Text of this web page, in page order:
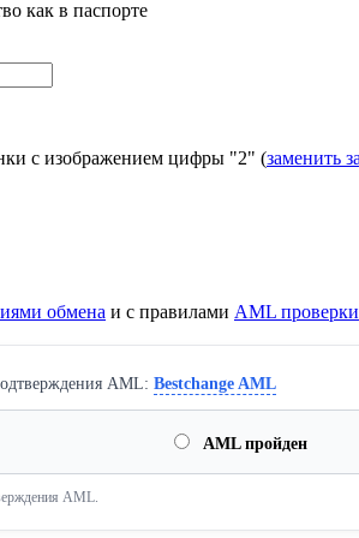
как в паспорте
с изображением цифры "2" (заменить
обмена и с правилами AML проверки
AML: Bestchange AML
AML пройден
AML.